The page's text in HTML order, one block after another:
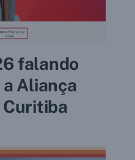
falando
Aliança
Curitiba